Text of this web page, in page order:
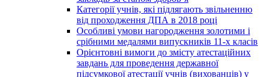
Категорії учнів, які підлягають звільненню
від проходження ДПА в 2018 році
Особливі умови нагородження золотими і
срібними медалями випускників 11-х класів
Орієнтовні вимоги до змісту атестаційних
завдань для проведення державної
підсумкової атестації учнів (вихованців) у